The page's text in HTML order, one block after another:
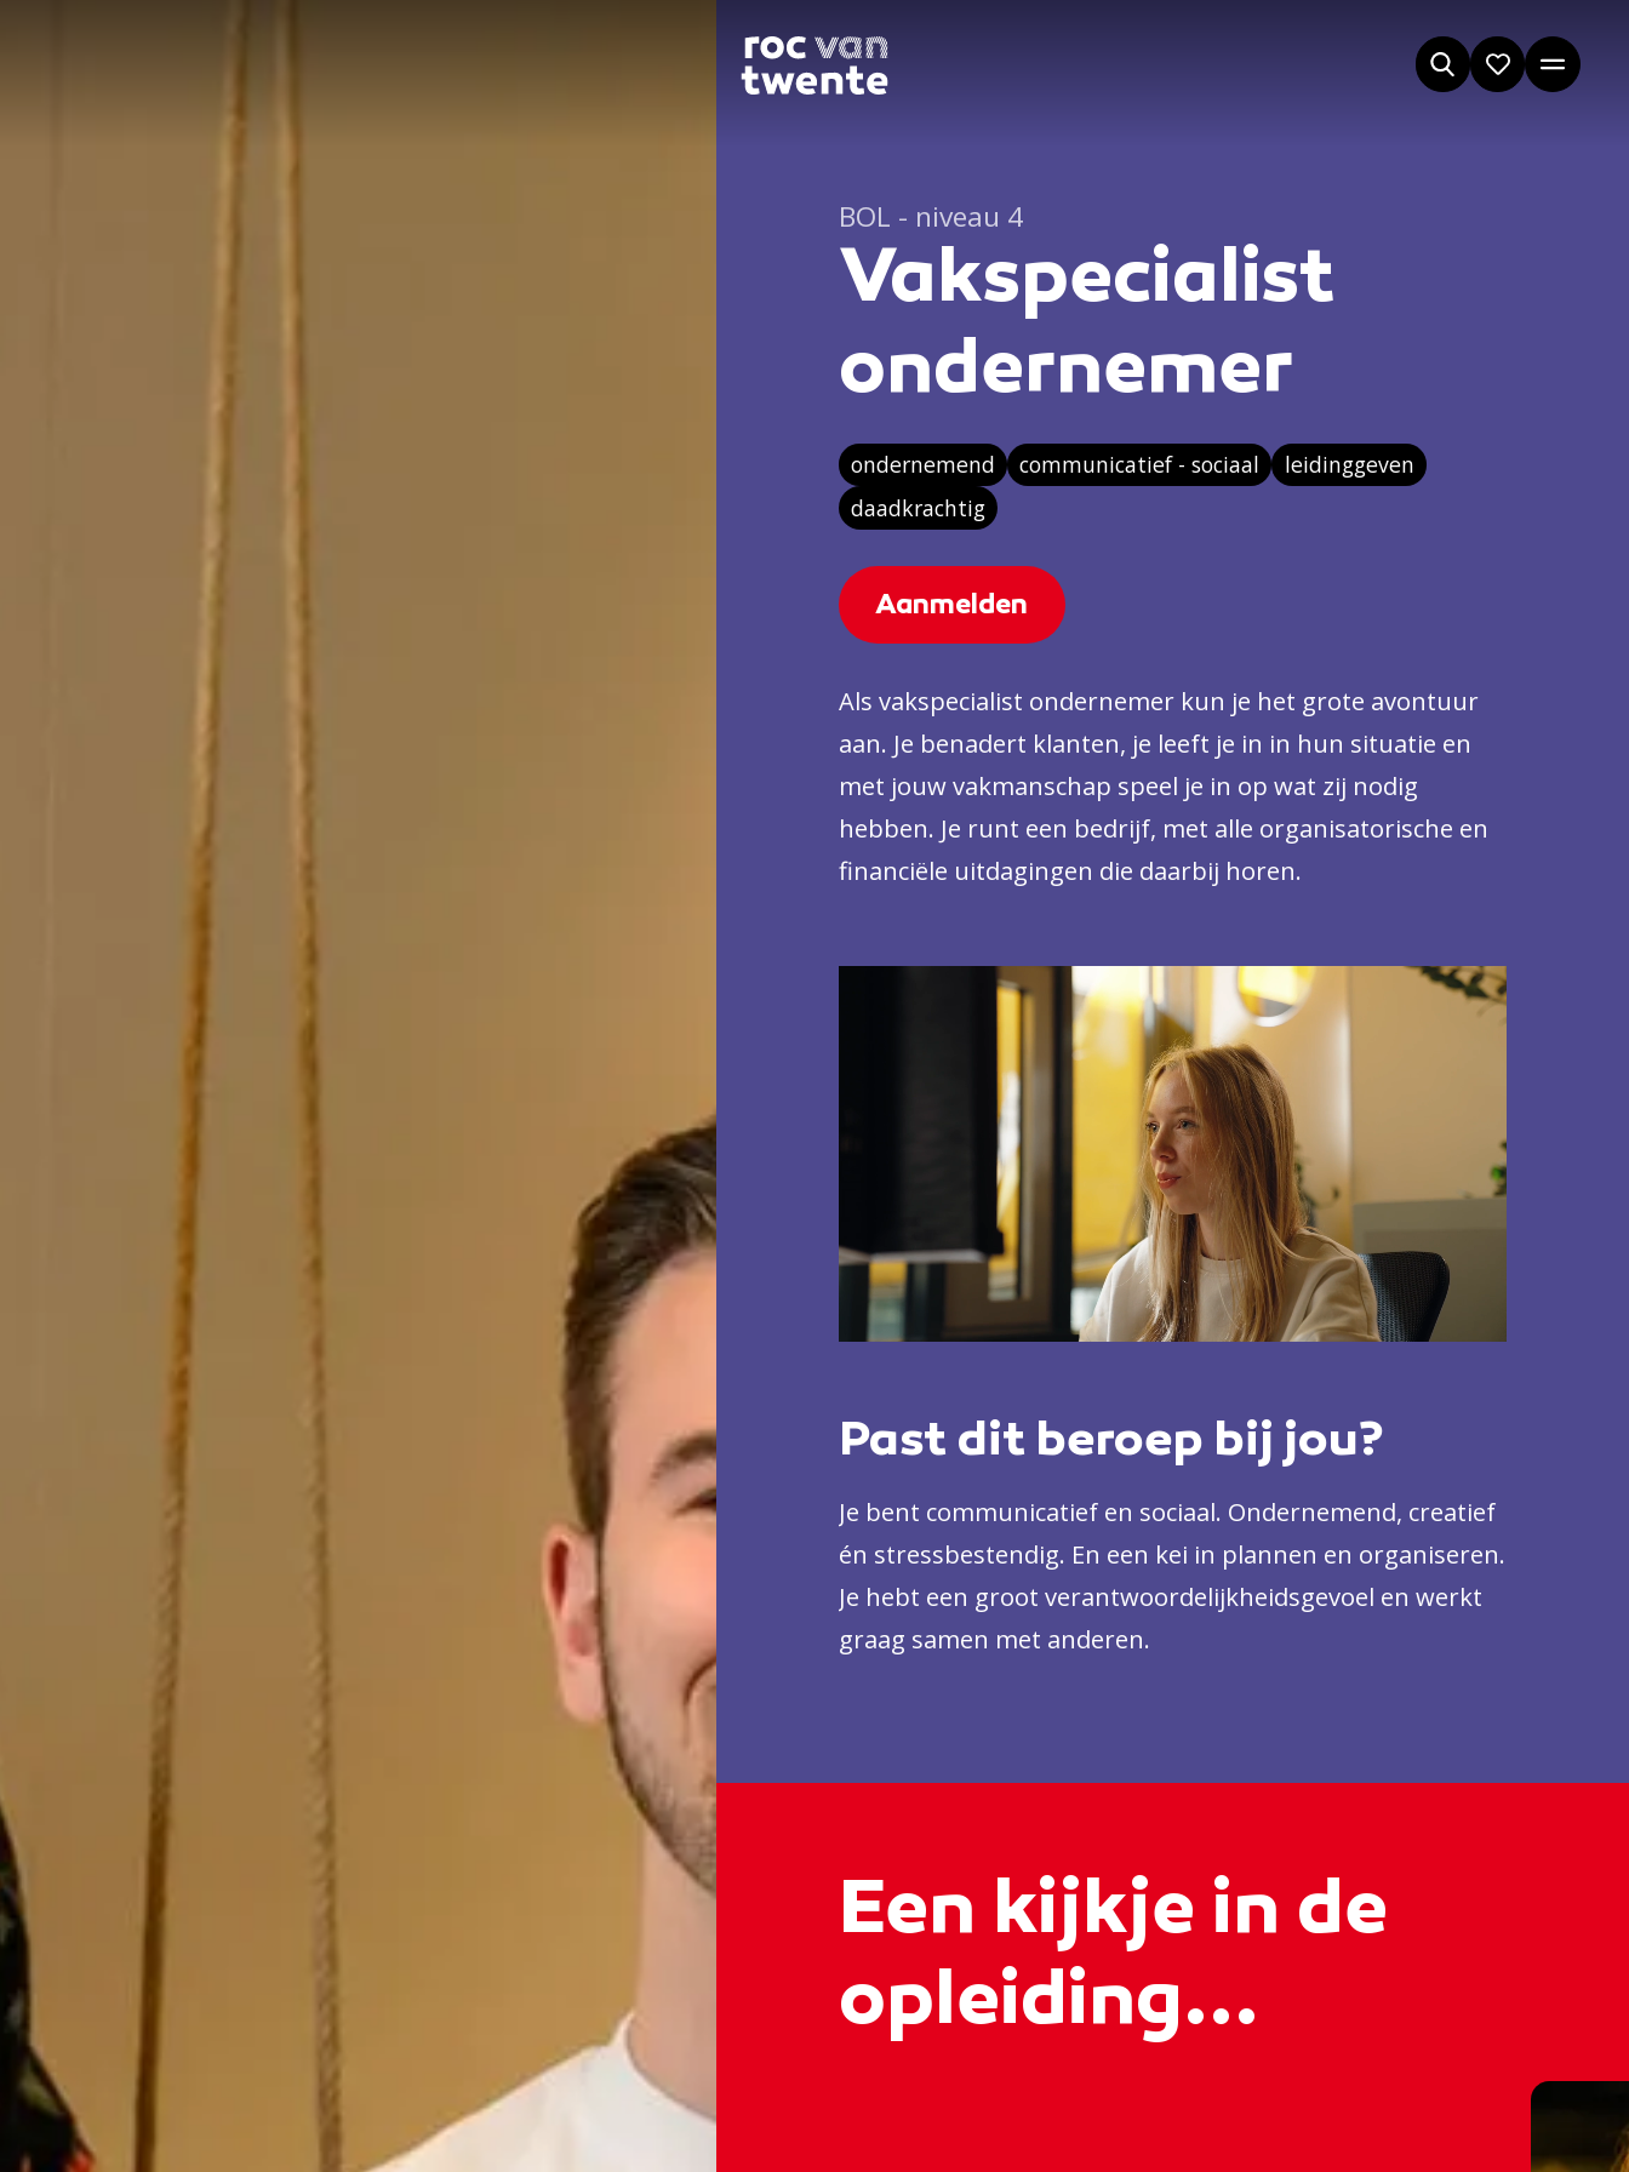
BOL - niveau 4
Vakspecialist
ondernemer
ondernemend communicatief - sociaal
leidinggeven
daadkrachtig
Aanmelden
Als vakspecialist ondernemer kun je het grote avontuur
aan. Je benadert klanten, je leeft je in in hun situatie en
met jouw vakmanschap speel je in op wat zij nodig
hebben. Je runt een bedrijf, met alle organisatorische en
financiële uitdagingen die daarbij horen.
Past dit beroep bij jou?
Je bent communicatief en sociaal. Ondernemend, creatief
én stressbestendig. En een kei in plannen en organiseren.
Je hebt een groot verantwoordelijkheidsgevoel en werkt
graag samen met anderen.
Een kijkje in de
opleiding...